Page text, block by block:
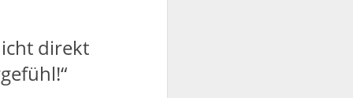
direkt